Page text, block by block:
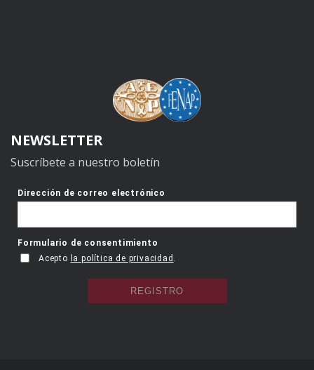
NEWSLETTER
Suscríbete a nuestro boletín